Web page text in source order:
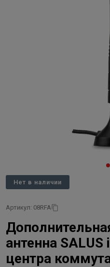
Нет в наличии
Артикул: 08RFA
антенна SALUS
центра